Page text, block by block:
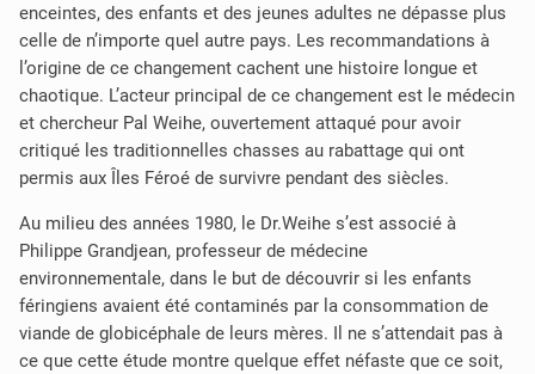
enceintes, des enfants et des jeunes adultes ne dépasse plus
celle de n’importe quel autre pays. Les recommandations à
l’origine de ce changement cachent une histoire longue et
chaotique. L’acteur principal de ce changement est le médecin
et chercheur Pal Weihe, ouvertement attaqué pour avoir
critiqué les traditionnelles chasses au rabattage qui ont
permis aux Îles Féroé de survivre pendant des siècles.
Au milieu des années 1980, le Dr.Weihe s’est associé à
Philippe Grandjean, professeur de médecine
environnementale, dans le but de découvrir si les enfants
féringiens avaient été contaminés par la consommation de
viande de globicéphale de leurs mères. Il ne s’attendait pas à
ce que cette étude montre quelque effet néfaste que ce soit,